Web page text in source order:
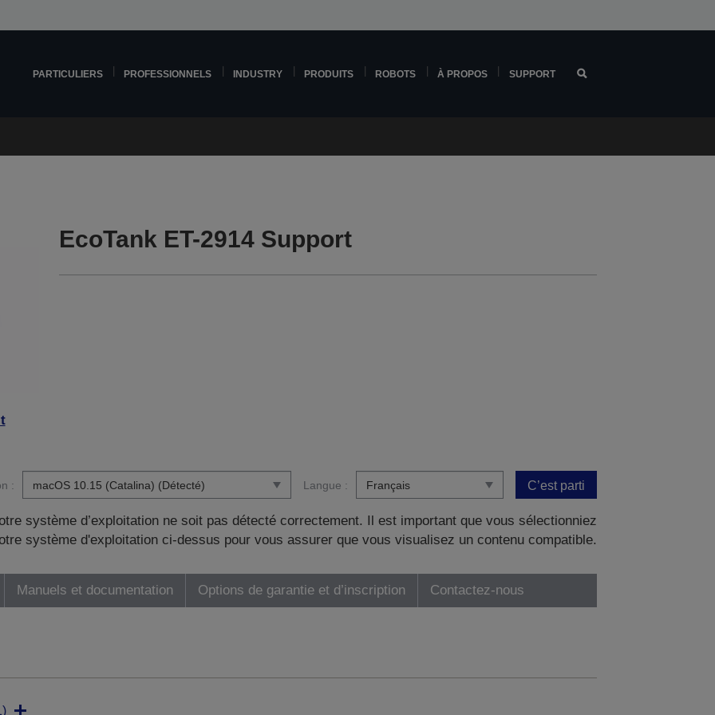
PARTICULIERS PROFESSIONNELS INDUSTRY PRODUITS ROBOTS À PROPOS SUPPORT
EcoTank ET-2914 Support
: Langue : C’est parti
système d’exploitation ne soit pas détecté correctement. Il est important que vous sélectionniez
système d'exploitation ci-dessus pour vous assurer que vous visualisez un contenu compatible.
Manuels et documentation Options de garantie et d’inscription Contactez-nous